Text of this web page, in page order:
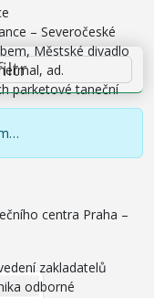
– Severočeské
Městské divadlo
ad.
parketové taneční
– plesy, firemní
akcích, aj.
centra Praha –
zakladatelů
odborné